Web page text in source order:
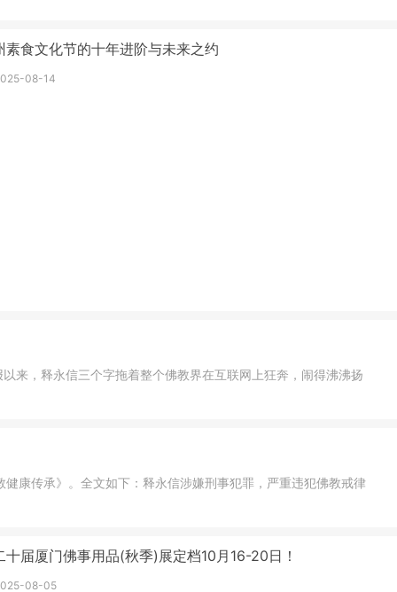
素食文化节的十年进阶与未来之约
08-14
来，释永信三个字拖着整个佛教界在互联网上狂奔，闹得沸沸扬
康传承》。全文如下：释永信涉嫌刑事犯罪，严重违犯佛教戒律
十届厦门佛事用品(秋季)展定档10月16-20日！
08-05